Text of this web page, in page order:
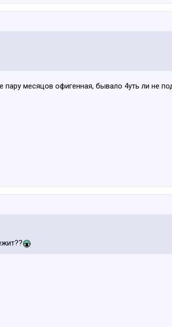
пару месяцов офигенная, бывало 4уть ли не